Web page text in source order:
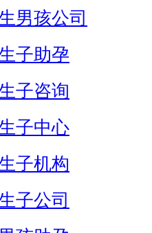
男孩公司
子助孕
子咨询
子中心
子机构
子公司